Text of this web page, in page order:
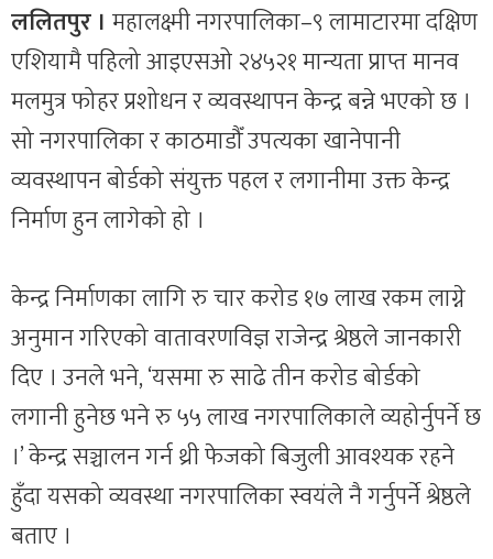
ललितपुर । महालक्ष्मी नगरपालिका–९ लामाटारमा दक्षिण
एशियामै पहिलो आइएसओ २४५२१ मान्यता प्राप्त मानव
मलमुत्र फोहर प्रशोधन र व्यवस्थापन केन्द्र बन्ने भएको छ ।
सो नगरपालिका र काठमाडौँ उपत्यका खानेपानी
व्यवस्थापन बोर्डको संयुक्त पहल र लगानीमा उक्त केन्द्र
निर्माण हुन लागेको हो ।
केन्द्र निर्माणका लागि रु चार करोड १७ लाख रकम लाग्ने
अनुमान गरिएको वातावरणविज्ञ राजेन्द्र श्रेष्ठले जानकारी
दिए । उनले भने, ‘यसमा रु साढे तीन करोड बोर्डको
लगानी हुनेछ भने रु ५५ लाख नगरपालिकाले व्यहोर्नुपर्ने छ
।’ केन्द्र सञ्चालन गर्न थ्री फेजको बिजुली आवश्यक रहने
हुँदा यसको व्यवस्था नगरपालिका स्वयंले नै गर्नुपर्ने श्रेष्ठले
बताए ।